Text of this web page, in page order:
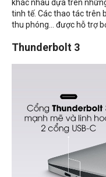
khác nhau dựa trên
tinh tế. Các thao tác trên
thu phóng... được hỗ trợ
Thunderbolt 3